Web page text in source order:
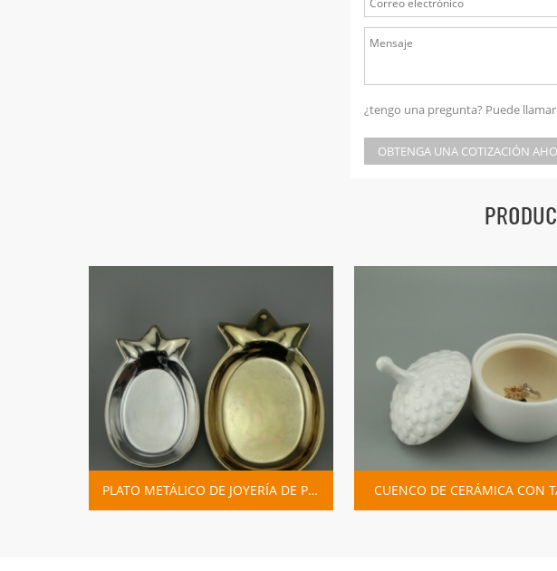
¿tengo una pregunta? Puede
OBTENGA UNA COTIZACIÓN
PLATO METÁLICO DE JOYERÍA DE PIÑA DORADA Y PLATEADA CUENCO DE CERÁMICA CON